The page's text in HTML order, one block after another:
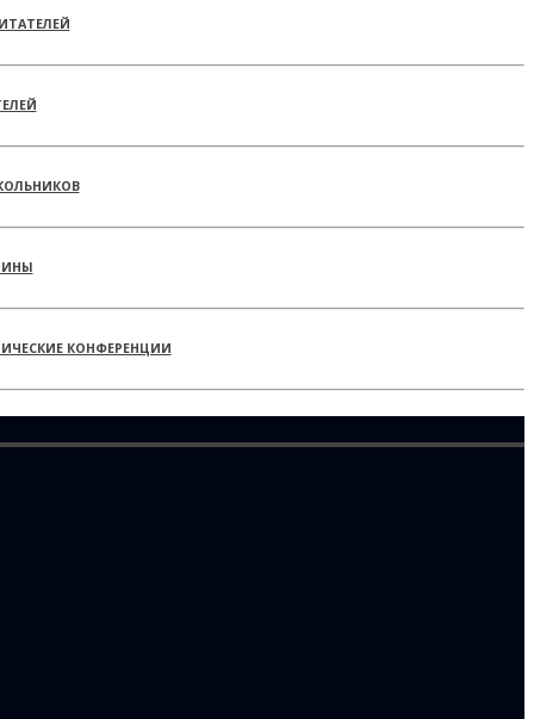
КОНФЕРЕНЦИИ